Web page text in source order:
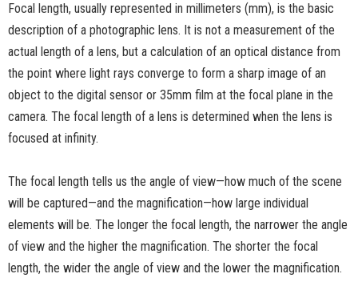
Focal length, usually represented in millimeters (mm), is the basic
description of a photographic lens. It is not a measurement of the
actual length of a lens, but a calculation of an optical distance from
the point where light rays converge to form a sharp image of an
object to the digital sensor or 35mm film at the focal plane in the
camera. The focal length of a lens is determined when the lens is
focused at infinity.
The focal length tells us the angle of view—how much of the scene
will be captured—and the magnification—how large individual
elements will be. The longer the focal length, the narrower the angle
of view and the higher the magnification. The shorter the focal
length, the wider the angle of view and the lower the magnification.